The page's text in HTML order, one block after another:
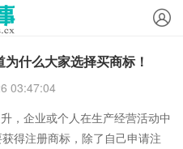
什么大家选择买商标！
03:47:04
，企业或个人在生产经营活动中
得注册商标，除了自己申请注